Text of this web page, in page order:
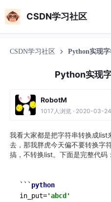
CSDN学习社区
CSDN学习社区 Python实现
Python实现
RobotM
1017人浏览 · 2020-03-
我看大家都是把字符串转换成list
去，那我胖虎今天偏不要转换字
搞，不转换list。下面是完整代码：
``` python
in_put='abcd'